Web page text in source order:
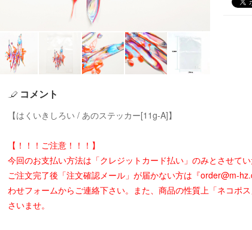
コメント
【はくいきしろい / あのステッカー[11g-A]】
【！！！ご注意！！！】
今回のお支払い方法は「クレジットカード払い」のみとさせてい
ご注文完了後「注文確認メール」が届かない方は『order@m-
わせフォームからご連絡下さい。また、商品の性質上「ネコポ
さいませ。